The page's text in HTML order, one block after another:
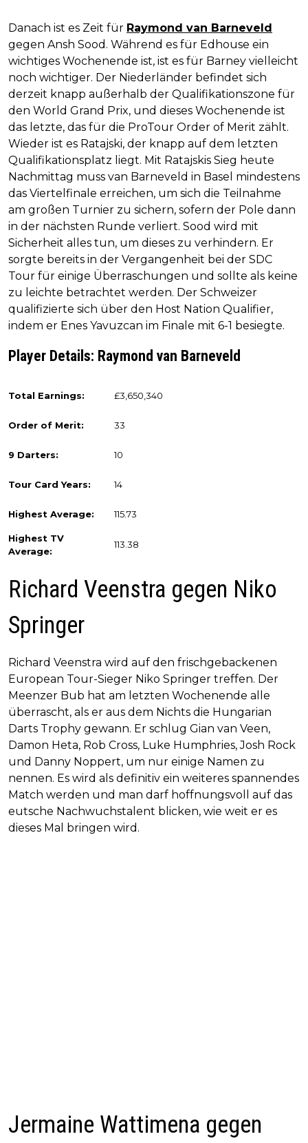
Danach ist es Zeit für Raymond van Barneveld
gegen Ansh Sood. Während es für Edhouse ein
wichtiges Wochenende ist, ist es für Barney vielleicht
noch wichtiger. Der Niederländer befindet sich
derzeit knapp außerhalb der Qualifikationszone für
den World Grand Prix, und dieses Wochenende ist
das letzte, das für die ProTour Order of Merit zählt.
Wieder ist es Ratajski, der knapp auf dem letzten
Qualifikationsplatz liegt. Mit Ratajskis Sieg heute
Nachmittag muss van Barneveld in Basel mindestens
das Viertelfinale erreichen, um sich die Teilnahme
am großen Turnier zu sichern, sofern der Pole dann
in der nächsten Runde verliert. Sood wird mit
Sicherheit alles tun, um dieses zu verhindern. Er
sorgte bereits in der Vergangenheit bei der SDC
Tour für einige Überraschungen und sollte als keine
zu leichte betrachtet werden. Der Schweizer
qualifizierte sich über den Host Nation Qualifier,
indem er Enes Yavuzcan im Finale mit 6-1 besiegte.
Player Details: Raymond van Barneveld
Total Earnings: £3,650,340
Order of Merit: 33
9 Darters: 10
Tour Card Years: 14
Highest Average: 115.73
Highest TV
Average:
113.38
Richard Veenstra gegen Niko
Springer
Richard Veenstra wird auf den frischgebackenen
European Tour-Sieger Niko Springer treffen. Der
Meenzer Bub hat am letzten Wochenende alle
überrascht, als er aus dem Nichts die Hungarian
Darts Trophy gewann. Er schlug Gian van Veen,
Damon Heta, Rob Cross, Luke Humphries, Josh Rock
und Danny Noppert, um nur einige Namen zu
nennen. Es wird als definitiv ein weiteres spannendes
Match werden und man darf hoffnungsvoll auf das
eutsche Nachwuchstalent blicken, wie weit er es
dieses Mal bringen wird.
Jermaine Wattimena gegen